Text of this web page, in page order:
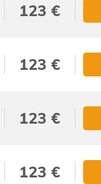
123 €
123 €
123 €
123 €